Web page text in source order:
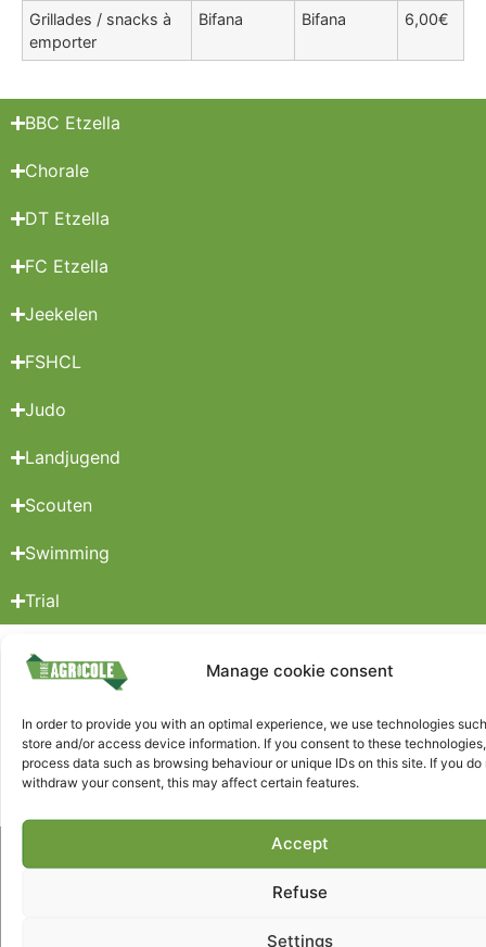
Manage cookie consent
In order to provide you with an optimal experience, we use technologies
store and/or access device information. If you consent to these
process data such as browsing behaviour or unique IDs on this site. If you
withdraw your consent, this may affect certain features.
Accept
Refuse
Settings
Grillades / snacks à
emporter
Bifana Bifana 6,00€
BBC Etzella
Chorale
DT Etzella
FC Etzella
Jeekelen
FSHCL
Judo
Landjugend
Scouten
Swimming
Trial
Folgen Sie uns